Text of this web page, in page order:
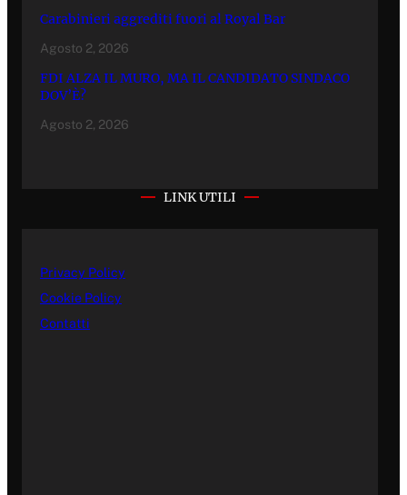
Carabinieri aggrediti fuori al Royal Bar
Agosto 2, 2026
FDI ALZA IL MURO, MA IL CANDIDATO SINDACO
DOV’È?
Agosto 2, 2026
LINK UTILI
Privacy Policy
Cookie Policy
Contatti